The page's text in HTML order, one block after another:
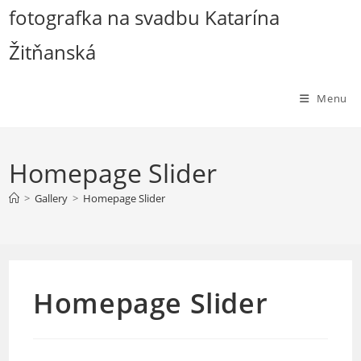
Skip
content
fotografka na svadbu Katarína
Žitňanská
Menu
Homepage Slider
> Gallery > Homepage Slider
Homepage Slider